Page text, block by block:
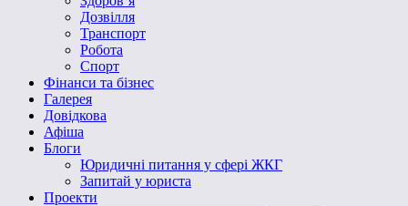
Дозвілля
Транспорт
Робота
Спорт
Фінанси та бізнес
Галерея
Довідкова
Афіша
Блоги
Юридичні питання у сфері ЖКГ
Запитай у юриста
Проекти